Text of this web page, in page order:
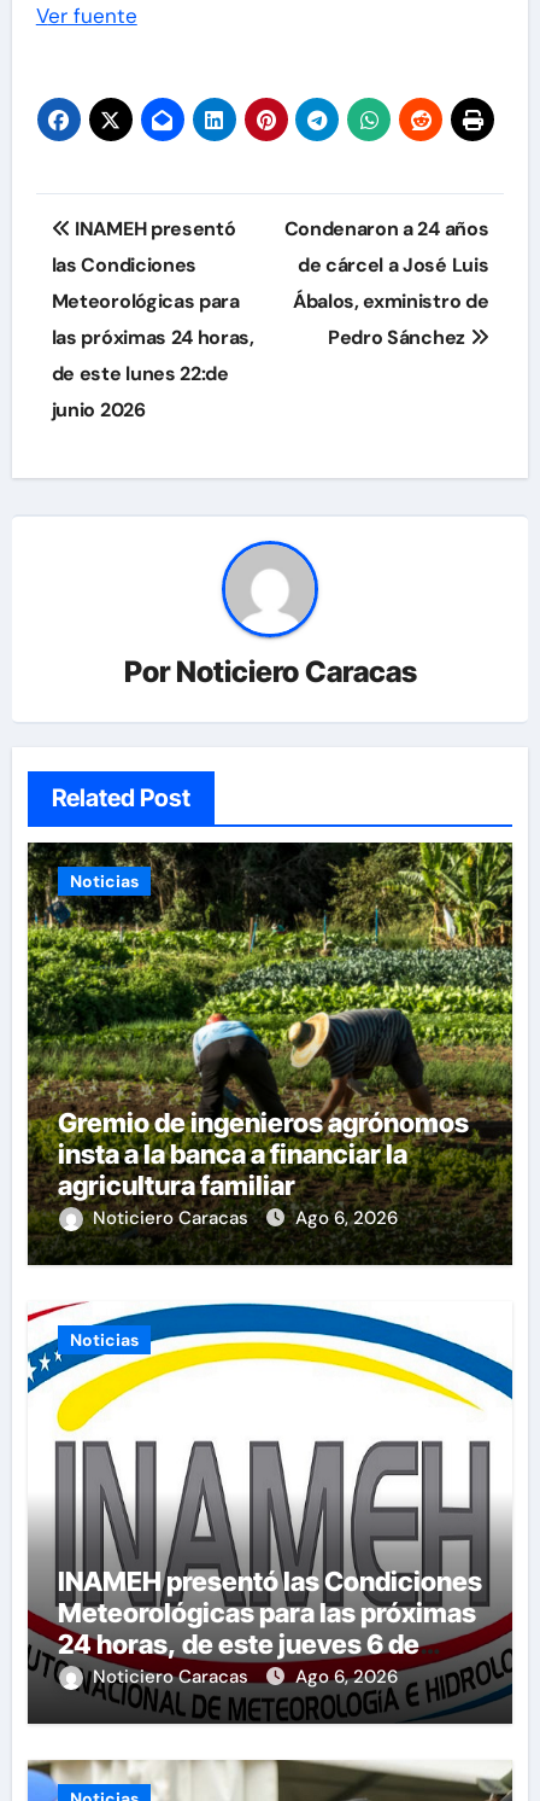
Ver fuente
Navegación
de
entradas
INAMEH presentó
las Condiciones
Meteorológicas para
las próximas 24 horas,
de este lunes 22:de
junio 2026
Condenaron a 24 años
de cárcel a José Luis
Ábalos, exministro de
Pedro Sánchez
PorNoticiero Caracas
Related Post
Noticias
Gremio de ingenieros agrónomos
insta a la banca a financiar la
agricultura familiar
Noticiero Caracas Ago 6, 2026
Noticias
INAMEH presentó las Condiciones
Meteorológicas para las próximas
24 horas, de este jueves 6 de
agosto 2026
Noticiero Caracas Ago 6, 2026